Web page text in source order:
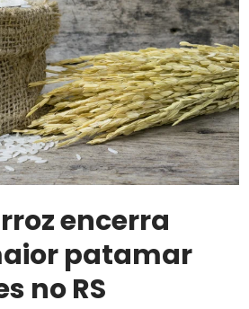
encerra
patamar
no RS